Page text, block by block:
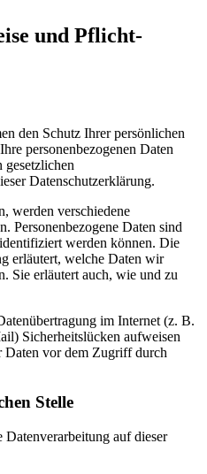
und Pflicht­
den Schutz Ihrer persönlichen
personenbezogenen Daten
gesetzlichen
Datenschutzerklärung.
werden verschiedene
Personenbezogene Daten sind
werden können. Die
erläutert, welche Daten wir
Sie erläutert auch, wie und zu
im Internet (z. B.
Sicherheitslücken aufweisen
Daten vor dem Zugriff durch
Stelle
auf dieser